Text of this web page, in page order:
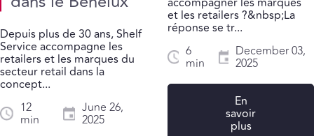
Depuis plus de 30 ans, Shelf
Service accompagne les
retailers et les marques du
secteur retail dans la
concept...
12
min
June 26,
2025
et les retailers ?&nbsp;La
réponse se tr...
6
min
December 03,
2025
En
savoir
plus